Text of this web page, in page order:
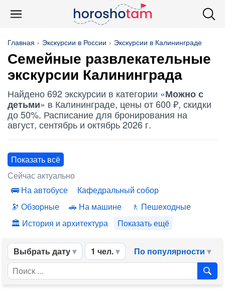
Главная Экскурсии в России Экскурсии в Калининграде
Семейные развлекательные
экскурсии Калининграда
Найдено 692 экскурсии в категории «Можно с
детьми» в Калининграде, цены от 600 ₽, скидки
до 50%. Расписание для бронирования на
август, сентябрь и октябрь 2026 г.
Показать всё
Сейчас актуально
На автобусе
Кафедральный собор
Обзорные
На машине
Пешеходные
История и архитектура
Показать ещё
Выбрать дату 1 чел. По популярности